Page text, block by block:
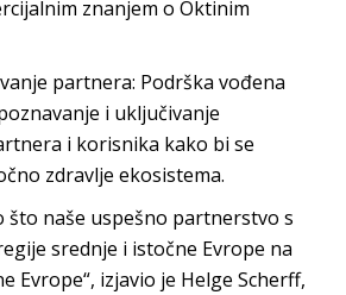
znanjem o Oktinim
partnera: Podrška vođena
i uključivanje
i korisnika kako bi se
zdravlje ekosistema.
što naše uspešno partnerstvo s
srednje i istočne Evrope na
Evrope“, izjavio je Helge Scherff,